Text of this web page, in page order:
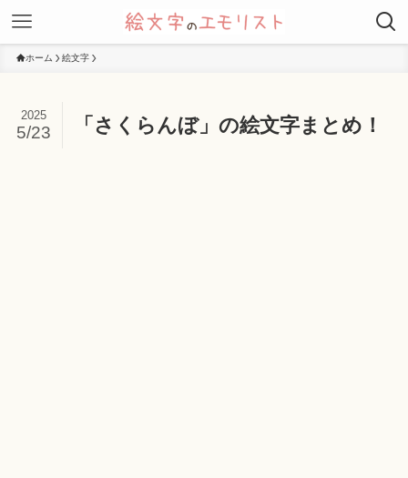
ホーム 絵文字
「さくらんぼ」の絵文字まとめ！
2025
5/23